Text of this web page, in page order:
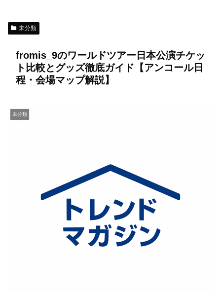
未分類
fromis_9のワールドツアー日本公演チケッ
ト比較とグッズ徹底ガイド【アンコール日
程・会場マップ解説】
未分類